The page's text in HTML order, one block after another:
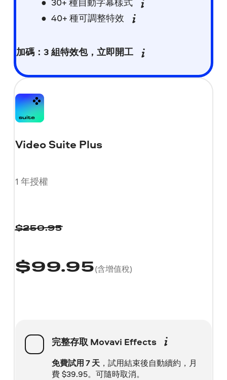
40+ 種可調整特效
加碼：3 組特效包，立即開工
Video Suite Plus
1 年授權
$250.95
$99.95(含增值稅)
完整存取 Movavi Effects
免費試用 7 天，試用結束後自動續約，月
費$39.95。可隨時取消。